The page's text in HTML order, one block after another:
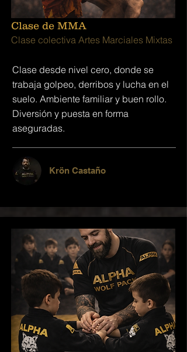
Clase de MMA
Clase colectiva Artes Marciales Mixtas
Clase desde nivel cero, donde se
trabaja golpeo, derribos y lucha en el
suelo. Ambiente familiar y buen rollo.
Diversión y puesta en forma
aseguradas.
Krön Castaño